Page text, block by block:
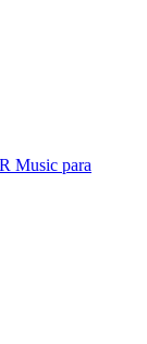
Music para